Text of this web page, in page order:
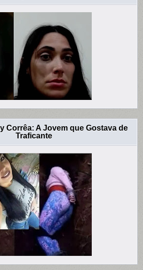
Corrêa: A Jovem que Gostava de
Traficante